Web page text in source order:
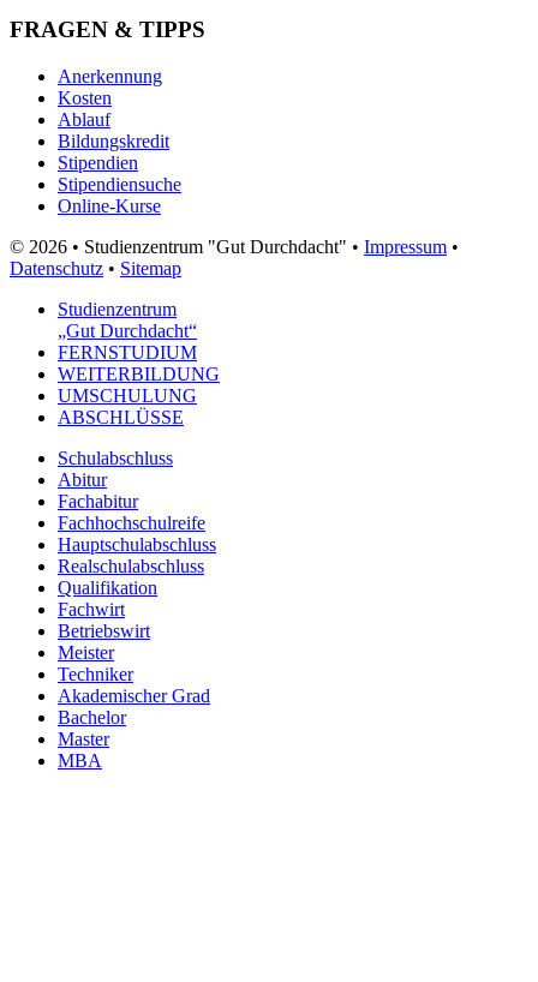
FRAGEN & TIPPS
Anerkennung
Kosten
Ablauf
Bildungskredit
Stipendien
Stipendiensuche
Online-Kurse
© 2026 • Studienzentrum "Gut Durchdacht" • Impressum •
Datenschutz • Sitemap
Studienzentrum
„Gut Durchdacht“
FERNSTUDIUM
WEITERBILDUNG
UMSCHULUNG
ABSCHLÜSSE
Schulabschluss
Abitur
Fachabitur
Fachhochschulreife
Hauptschulabschluss
Realschulabschluss
Qualifikation
Fachwirt
Betriebswirt
Meister
Techniker
Akademischer Grad
Bachelor
Master
MBA